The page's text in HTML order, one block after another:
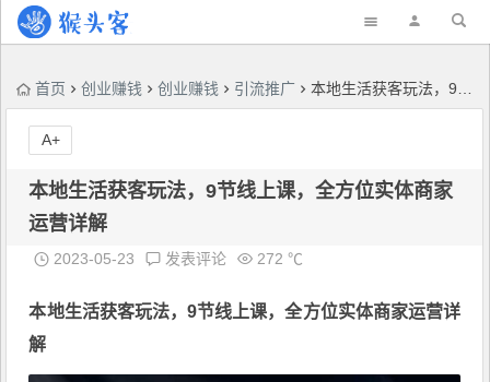
首页 创业赚钱 创业赚钱 引流推广 本地生活获客玩法，​9节线上课，全方位实体商家运营详解
本地生活获客玩法，​9节线上课，全方位实体商家
运营详解
2023-05-23 发表评论 272 ℃
本地生活获客玩法，​9节线上课，全方位实体商家运营详
解
A+